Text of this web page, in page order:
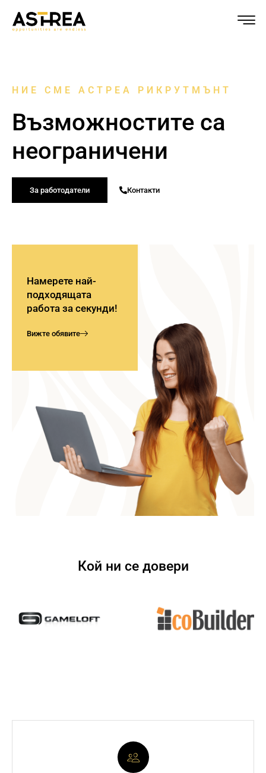
НИЕ СМЕ АСТРЕА РИКРУТМЪНТ
Възможностите са
неограничени
За работодатели Контакти
Намерете най-
подходящата
работа за секунди!
Вижте обявите
Кой ни се довери